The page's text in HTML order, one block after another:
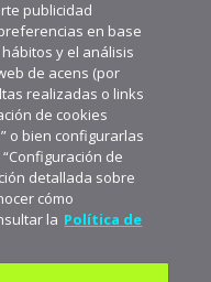
publicidad
en base
y el análisis
de acens (por
realizadas o links
de cookies
o bien configurarlas
de
detallada sobre
cómo
la Política de